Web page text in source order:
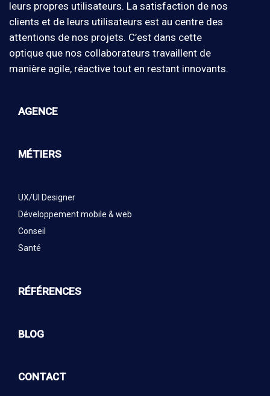
leurs propres utilisateurs. La satisfaction de nos
clients et de leurs utilisateurs est au centre des
attentions de nos projets. C’est dans cette
optique que nos collaborateurs travaillent de
manière agile, réactive tout en restant innovants.
AGENCE
MÉTIERS
UX/UI Designer
Développement mobile & web
Conseil
Santé
RÉFÉRENCES
BLOG
CONTACT